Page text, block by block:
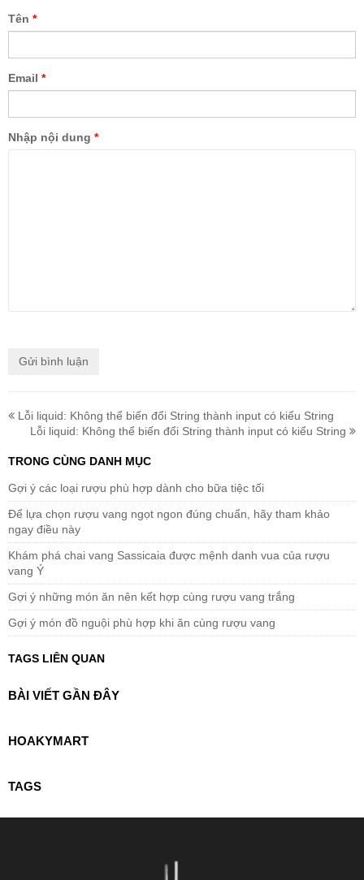
Tên *
Email *
Nhập nội dung *
Lỗi liquid: Không thể biến đổi String thành input có kiểu String
Lỗi liquid: Không thể biến đổi String thành input có kiểu String
TRONG CÙNG DANH MỤC
Gợi ý các loại rượu phù hợp dành cho bữa tiệc tối
Để lựa chọn rượu vang ngọt ngon đúng chuẩn, hãy tham khảo
ngay điều này
Khám phá chai vang Sassicaia được mệnh danh vua của rượu
vang Ý
Gợi ý những món ăn nên kết hợp cùng rượu vang trắng
Gợi ý món đồ nguội phù hợp khi ăn cùng rượu vang
TAGS LIÊN QUAN
BÀI VIẾT GẦN ĐÂY
HOAKYMART
TAGS